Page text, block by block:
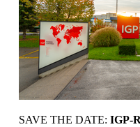
SAVE THE DATE: IGP-